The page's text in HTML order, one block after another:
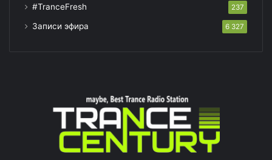
#TranceFresh 237
Записи эфира 6 327